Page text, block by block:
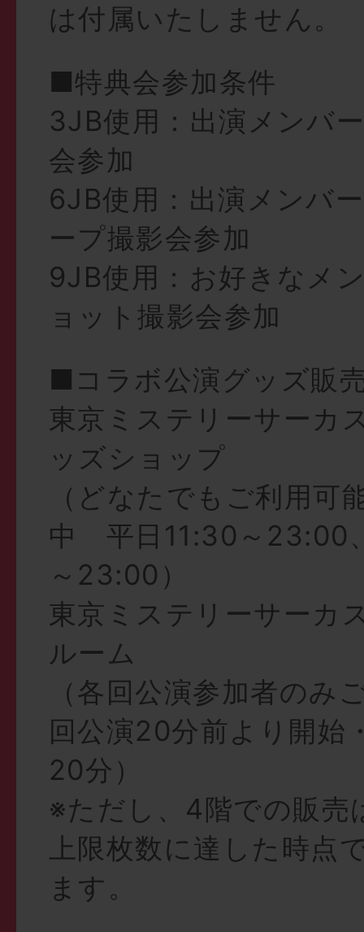
は付属いたしません。
■特典会参加条件
3JB使用：出演メンバ
会参加
6JB使用：出演メンバ
ープ撮影会参加
9JB使用：お好きなメ
ョット撮影会参加
■コラボ公演グッズ販
東京ミステリーサー
ッズショップ
（どなたでもご利用可
中 平日11:30～23:00
～23:00）
東京ミステリーサー
ルーム
（各回公演参加者のみ
回公演20分前より開始
20分）
※ただし、4階での販売
上限枚数に達した時点
ます。